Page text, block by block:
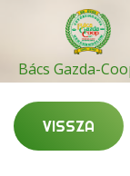
Bács Gazda-
VISSZA